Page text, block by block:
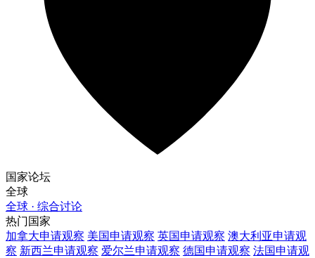
国家论坛
全球
全球 · 综合讨论
热门国家
加拿大申请观察 美国申请观察 英国申请观察 澳大利亚申请观
察 新西兰申请观察 爱尔兰申请观察 德国申请观察 法国申请观